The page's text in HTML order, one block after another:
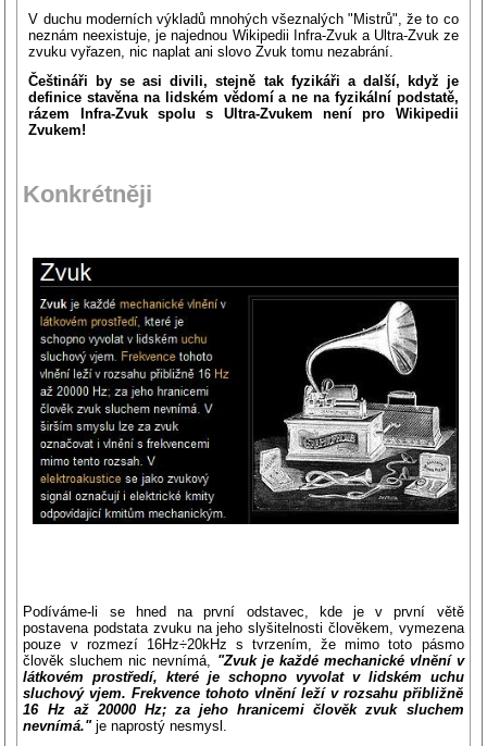
V duchu moderních výkladů mnohých všeznalých "Mistrů", že to co
neznám neexistuje, je najednou Wikipedii Infra-Zvuk a Ultra-Zvuk ze
zvuku vyřazen, nic naplat ani slovo Zvuk tomu nezabrání.
Češtináři by se asi divili, stejně tak fyzikáři a další, když je
definice stavěna na lidském vědomí a ne na fyzikální podstatě,
rázem Infra-Zvuk spolu s Ultra-Zvukem není pro Wikipedii
Zvukem!
Konkrétněji
Podíváme-li se hned na první odstavec, kde je v první větě
postavena podstata zvuku na jeho slyšitelnosti člověkem, vymezena
pouze v rozmezí 16Hz÷20kHz s tvrzením, že mimo toto pásmo
člověk sluchem nic nevnímá, "Zvuk je každé mechanické vlněnív
látkovém prostředí, které je schopno vyvolat v lidském uchu
sluchový vjem.Frekvence tohoto vlnění leží v rozsahu přibližně
16 Hzaž 20000 Hz; za jeho hranicemi člověk zvuk sluchem
nevnímá."je naprostý nesmysl.